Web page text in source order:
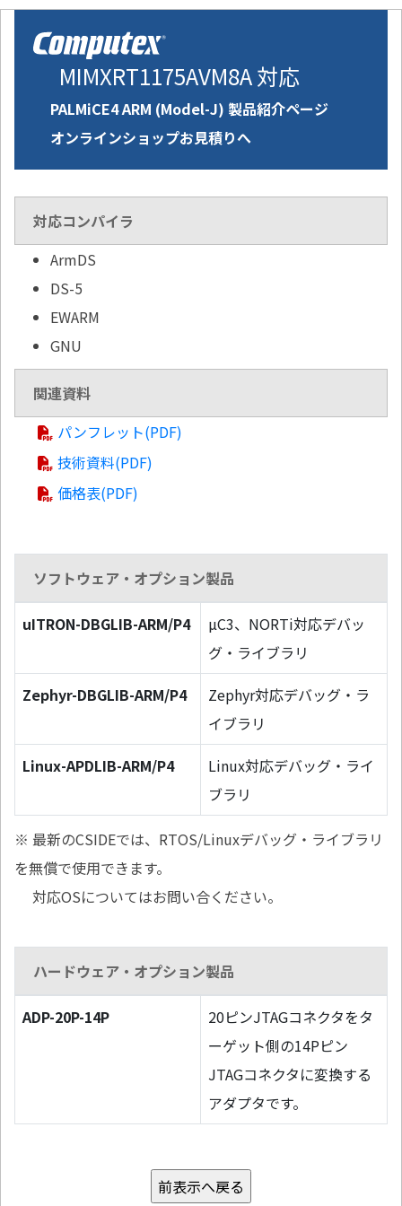
MIMXRT1175AVM8A 対応
PALMiCE4 ARM (Model-J) 製品紹介ページ
オンラインショップお見積りへ
対応コンパイラ
ArmDS
DS-5
EWARM
GNU
関連資料
パンフレット(PDF)
技術資料(PDF)
価格表(PDF)
ソフトウェア・オプション製品
uITRON-DBGLIB-ARM/P4
µC3、NORTi対応デバッ
グ・ライブラリ
Zephyr-DBGLIB-ARM/P4
Zephyr対応デバッグ・ラ
イブラリ
Linux-APDLIB-ARM/P4
Linux対応デバッグ・ライ
ブラリ
※ 最新のCSIDEでは、RTOS/Linuxデバッグ・ライブラリ
を無償で使用できます。
対応OSについてはお問い合ください。
ハードウェア・オプション製品
ADP-20P-14P
20ピンJTAGコネクタをタ
ーゲット側の14Pピン
JTAGコネクタに変換する
アダプタです。